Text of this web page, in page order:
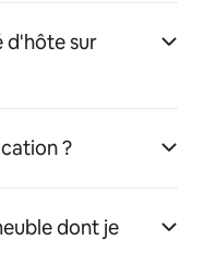
d'hôte sur
?
dont je